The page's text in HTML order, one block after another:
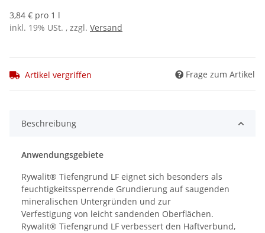
3,84 € pro 1 l
inkl. 19% USt. , zzgl. Versand
Artikel vergriffen Frage zum Artikel
Beschreibung
Anwendungsgebiete
Rywalit® Tiefengrund LF eignet sich besonders als
feuchtigkeitssperrende Grundierung auf saugenden
mineralischen Untergründen und zur
Verfestigung von leicht sandenden Oberflächen.
Rywalit® Tiefengrund LF verbessert den Haftverbund,